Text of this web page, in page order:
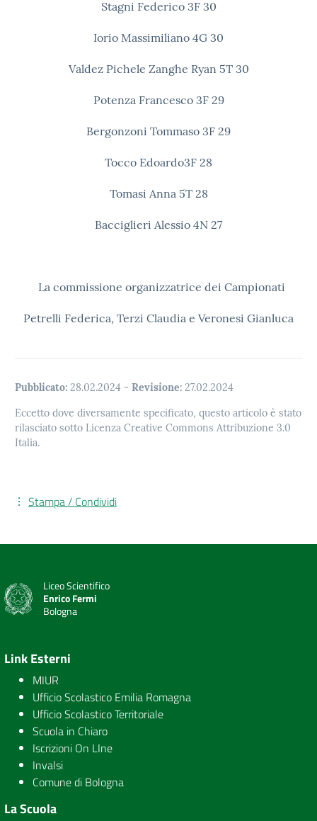
Stagni Federico 3F 30
Iorio Massimiliano 4G 30
Valdez Pichele Zanghe Ryan 5T 30
Potenza Francesco 3F 29
Bergonzoni Tommaso 3F 29
Tocco Edoardo3F 28
Tomasi Anna 5T 28
Bacciglieri Alessio 4N 27
La commissione organizzatrice dei Campionati
Petrelli Federica, Terzi Claudia e Veronesi Gianluca
Pubblicato: 28.02.2024 - Revisione: 27.02.2024
Eccetto dove diversamente specificato, questo articolo è stato
rilasciato sotto Licenza Creative Commons Attribuzione 3.0
Italia.
Stampa / Condividi
Liceo Scientifico
Enrico Fermi
Bologna
Link Esterni
MIUR
Ufficio Scolastico Emilia Romagna
Ufficio Scolastico Territoriale
Scuola in Chiaro
Iscrizioni On LIne
Invalsi
Comune di Bologna
La Scuola